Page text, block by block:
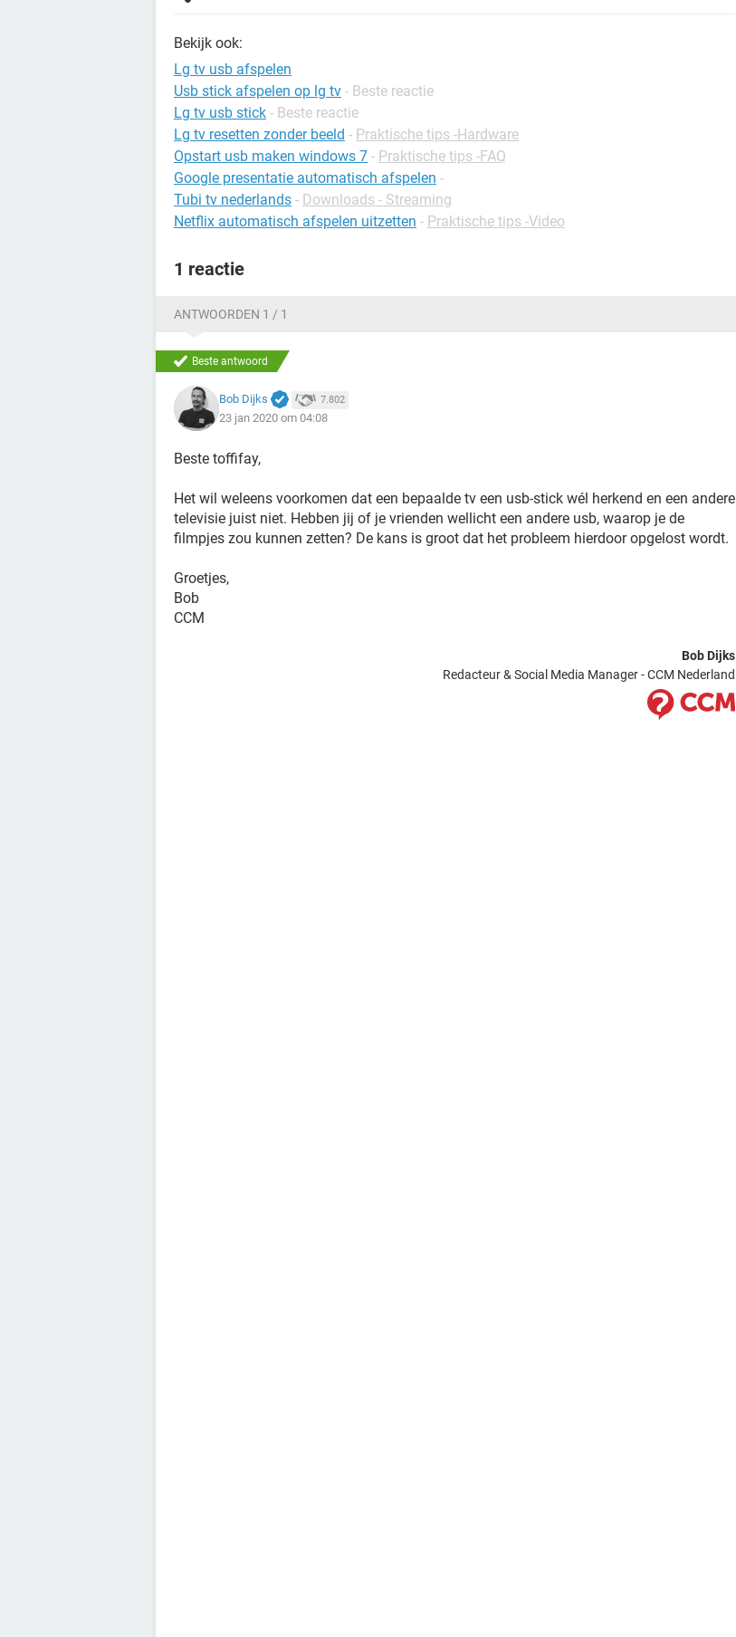
Bekijk ook:
Lg tv usb afspelen
Usb stick afspelen op lg tv - Beste reactie
Lg tv usb stick - Beste reactie
Lg tv resetten zonder beeld - Praktische tips -Hardware
Opstart usb maken windows 7 - Praktische tips -FAQ
Google presentatie automatisch afspelen -
Tubi tv nederlands - Downloads - Streaming
Netflix automatisch afspelen uitzetten - Praktische tips -Video
1 reactie
ANTWOORDEN 1 / 1
Beste antwoord
Bob Dijks 7.802
23 jan 2020 om 04:08
Beste toffifay,
Het wil weleens voorkomen dat een bepaalde tv een usb-stick wél herkend en een andere
televisie juist niet. Hebben jij of je vrienden wellicht een andere usb, waarop je de
filmpjes zou kunnen zetten? De kans is groot dat het probleem hierdoor opgelost wordt.
Groetjes,
Bob
CCM
Bob Dijks
Redacteur & Social Media Manager - CCM Nederland